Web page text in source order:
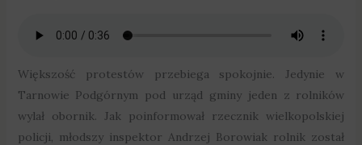
Większość protestów przebiega spokojnie. Jedynie w
Tarnowie Podgórnym pod urząd gminy jeden z rolników
wylał obornik. Jak poinformował rzecznik wielkopolskiej
policji, młodszy inspektor Andrzej Borowiak rolnik został